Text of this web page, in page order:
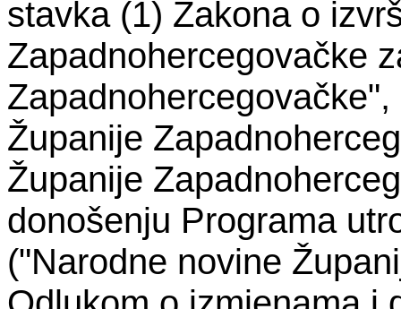
stavka (1) Zakona o
Zapadnohercegovačke
Županije
Županije
donošenju Programa
("Narodne novine